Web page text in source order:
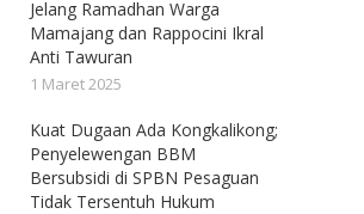
Jelang Ramadhan Warga
Mamajang dan Rappocini Ikral
Anti Tawuran
1 Maret 2025
Kuat Dugaan Ada Kongkalikong;
Penyelewengan BBM
Bersubsidi di SPBN Pesaguan
Tidak Tersentuh Hukum